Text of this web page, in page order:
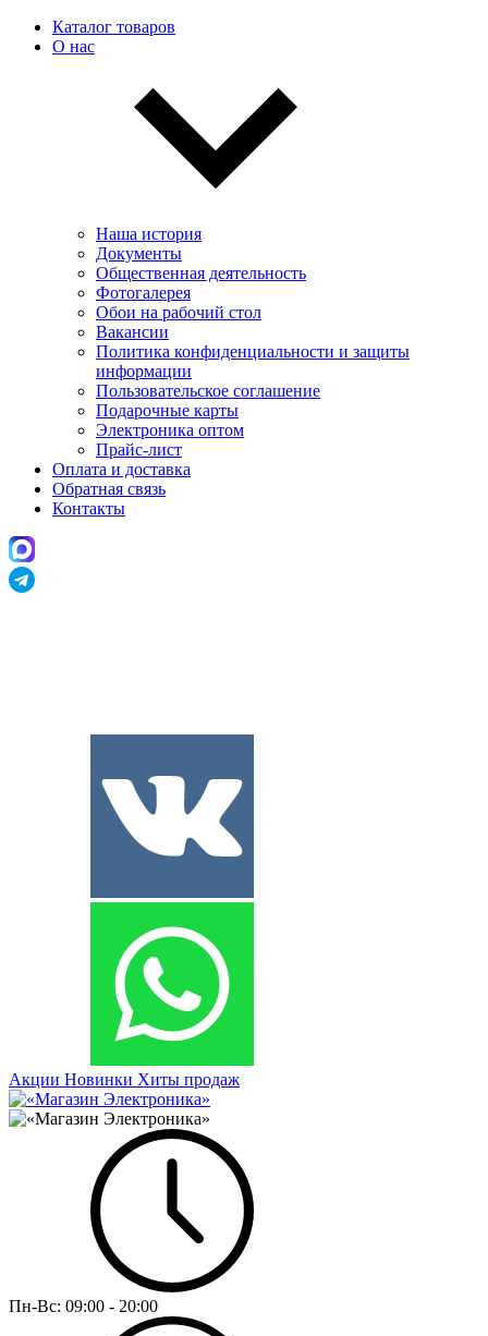
Каталог товаров
О нас
Наша история
Документы
Общественная деятельность
Фотогалерея
Обои на рабочий стол
Вакансии
Политика конфиденциальности и защиты
информации
Пользовательскоe соглашение
Подарочные карты
Электроника оптом
Прайс-лист
Оплата и доставка
Обратная связь
Контакты
Акции Новинки Хиты продаж
Пн-Вс: 09:00 - 20:00